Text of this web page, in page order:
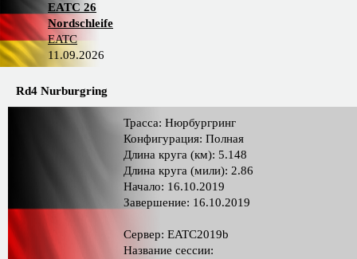
EATC 26
Nordschleife
EATC
11.09.2026
Rd4 Nurburgring
Трасса: Нюрбургринг
Конфигурация: Полная
Длина круга (км): 5.148
Длина круга (мили): 2.86
Начало: 16.10.2019
Завершение: 16.10.2019
Сервер: EATC2019b
Название сессии: